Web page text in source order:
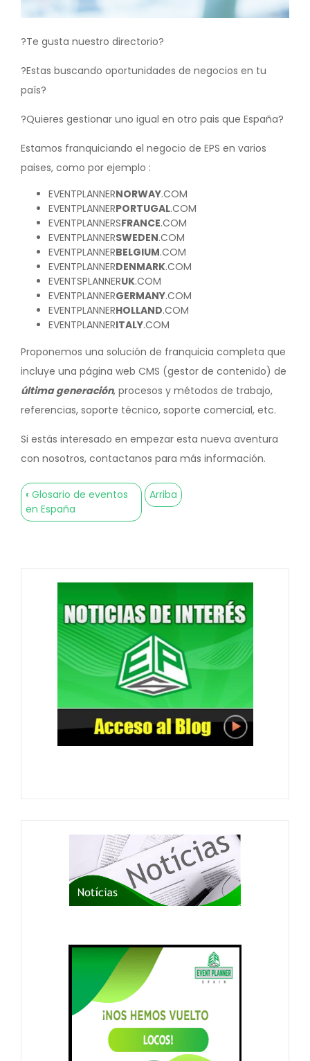
?Te gusta nuestro directorio?
?Estas buscando oportunidades de negocios en tu
país?
?Quieres gestionar uno igual en otro pais que España?
Estamos franquiciando el negocio de EPS en varios
paises, como por ejemplo :
EVENTPLANNERNORWAY.COM
EVENTPLANNERPORTUGAL.COM
EVENTPLANNERSFRANCE.COM
EVENTPLANNERSWEDEN.COM
EVENTPLANNERBELGIUM.COM
EVENTPLANNERDENMARK.COM
EVENTSPLANNERUK.COM
EVENTPLANNERGERMANY.COM
EVENTPLANNERHOLLAND.COM
EVENTPLANNERITALY.COM
Proponemos una solución de franquicia completa que
incluye una página web CMS (gestor de contenido) de
última generación, procesos y métodos de trabajo,
referencias, soporte técnico, soporte comercial, etc.
Si estás interesado en empezar esta nueva aventura
con nosotros, contactanos para más información.
Enlaces
transversales
Franquicias
‹ Glosario de eventos
en España
Arriba